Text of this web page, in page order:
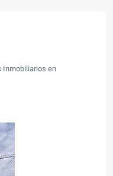
Inmobiliarios en